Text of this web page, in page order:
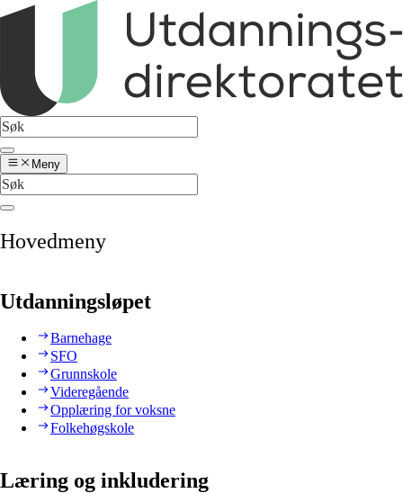
Meny
Hovedmeny
Utdanningsløpet
Barnehage
SFO
Grunnskole
Videregående
Opplæring for voksne
Folkehøgskole
Læring og inkludering